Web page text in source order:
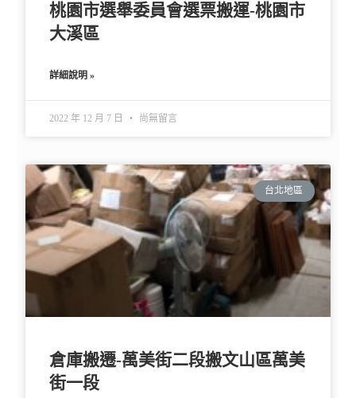
桃園市選舉委員會選票搬運-桃園市
大溪區
詳細說明 »
2022 年 12 月 7 日 尚無留言
台北地區
倉庫搬遷-萬美街二段搬文山區萬美
街一段